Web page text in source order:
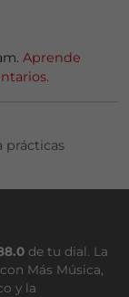
Aprende
prácticas
de tu dial. La
Más Música,
y la